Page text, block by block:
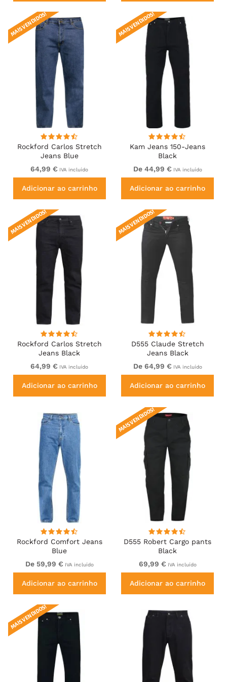
Rockford Carlos Stretch
Jeans Blue
MAIS VENDIDOS!
64,99 € IVA incluído
Adicionar ao carrinho
Kam Jeans 150-Jeans
Black
MAIS VENDIDOS!
De 44,99 € IVA incluído
Adicionar ao carrinho
Rockford Carlos Stretch
Jeans Black
MAIS VENDIDOS!
64,99 € IVA incluído
Adicionar ao carrinho
D555 Claude Stretch
Jeans Black
MAIS VENDIDOS!
De 64,99 € IVA incluído
Adicionar ao carrinho
Rockford Comfort Jeans
Blue
De 59,99 € IVA incluído
Adicionar ao carrinho
D555 Robert Cargo pants
Black
MAIS VENDIDOS!
69,99 € IVA incluído
Adicionar ao carrinho
MAIS VENDIDOS!